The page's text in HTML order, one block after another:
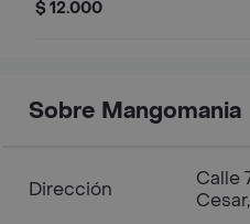
$ 12.000
Sobre Mangomania
Dirección
Calle